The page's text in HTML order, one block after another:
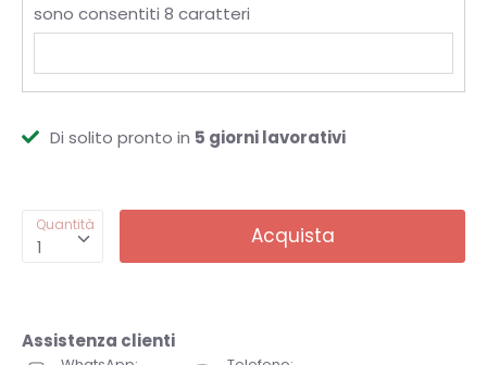
sono consentiti 8 caratteri
Di solito pronto in 5 giorni lavorativi
Quantità
1 Acquista
Assistenza clienti